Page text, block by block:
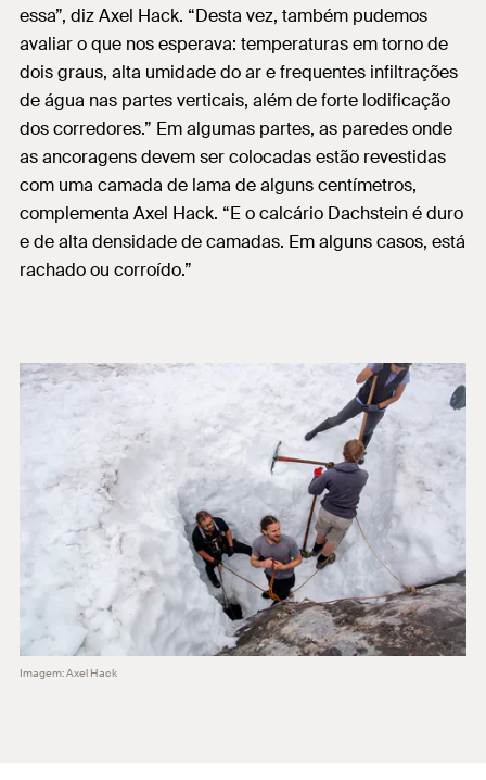
essa”, diz Axel Hack. “Desta vez, também pudemos
avaliar o que nos esperava: temperaturas em torno de
dois graus, alta umidade do ar e frequentes infiltrações
de água nas partes verticais, além de forte lodificação
dos corredores.” Em algumas partes, as paredes onde
as ancoragens devem ser colocadas estão revestidas
com uma camada de lama de alguns centímetros,
complementa Axel Hack. “E o calcário Dachstein é duro
e de alta densidade de camadas. Em alguns casos, está
rachado ou corroído.”
Imagem: Axel Hack